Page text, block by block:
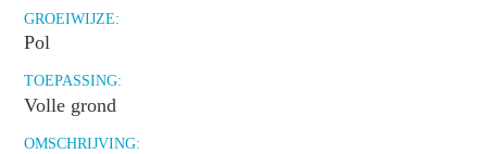
GROEIWIJZE:
Pol
TOEPASSING:
Volle grond
OMSCHRIJVING: